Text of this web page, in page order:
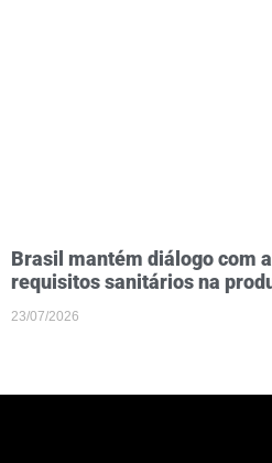
Brasil mantém diálogo com
requisitos sanitários na
23/07/2026